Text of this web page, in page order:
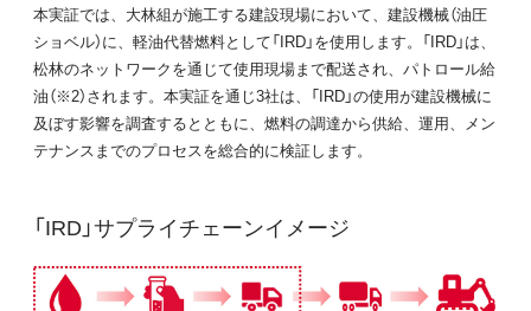
本実証では、大林組が施工する建設現場において、建設機械（油圧
ショベル）に、軽油代替燃料として「IRD」を使用します。「IRD」は、
松林のネットワークを通じて使用現場まで配送され、パトロール給
油（※2）されます。本実証を通じ3社は、「IRD」の使用が建設機械に
及ぼす影響を調査するとともに、燃料の調達から供給、運用、メン
テナンスまでのプロセスを総合的に検証します。
「IRD」サプライチェーンイメージ